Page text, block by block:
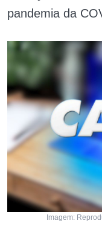
pandemia da
Imagem: